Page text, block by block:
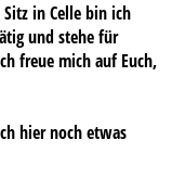
in Celle bin ich
und stehe für
freue mich auf Euch,
hier noch etwas